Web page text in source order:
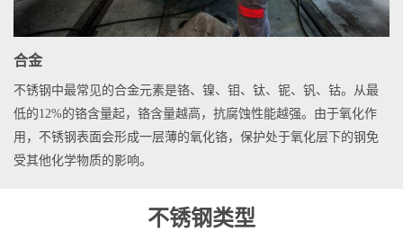
合金
不锈钢中最常见的合金元素是铬、镍、钼、钛、铌、钒、钴。从最
低的12%的铬含量起，铬含量越高，抗腐蚀性能越强。由于氧化作
用，不锈钢表面会形成一层薄的氧化铬，保护处于氧化层下的钢免
受其他化学物质的影响。
不锈钢类型